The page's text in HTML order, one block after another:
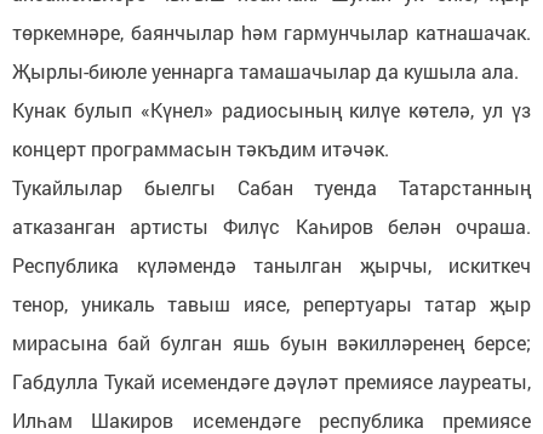
төркемнәре, баянчылар hәм гармунчылар катнашачак.
Җырлы-биюле уеннарга тамашачылар да кушыла ала.
Кунак булып «Күнел» радиосының килүе көтелә, ул үз
концерт программасын тәкъдим итәчәк.
Тукайлылар быелгы Сабан туенда Татарстанның
атказанган артисты Филүс Каһиров белән очраша.
Республика күләмендә танылган җырчы, искиткеч
тенор, уникаль тавыш иясе, репертуары татар җыр
мирасына бай булган яшь буын вәкилләренең берсе;
Габдулла Тукай исемендәге дәүләт премиясе лауреаты,
Илһам Шакиров исемендәге республика премиясе